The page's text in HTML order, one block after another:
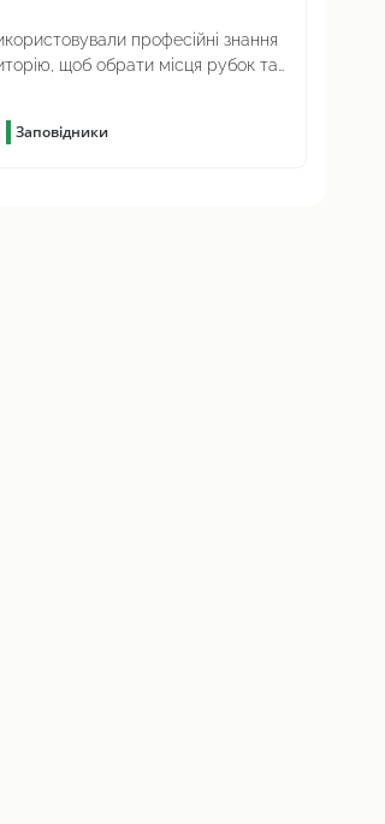
професійні знання
щоб обрати місця рубок та
Заповідники